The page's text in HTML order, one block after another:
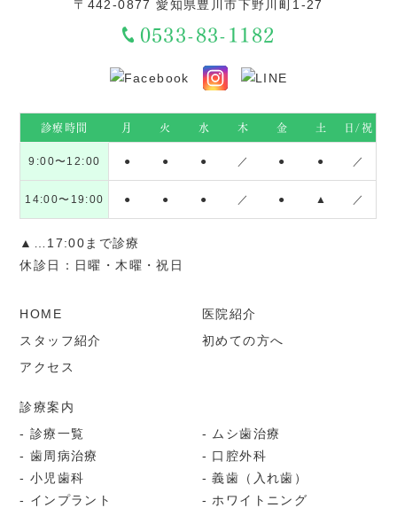
〒442-0877 愛知県豊川市下野川町1-27
0533-83-1182
診療時間 月 火 水 木 金 土 日/祝
9:00〜12:00 ● ● ● ／ ● ● ／
14:00〜19:00 ● ● ● ／ ● ▲ ／
▲…17:00まで診療
休診日：日曜・木曜・祝日
HOME
医院紹介
スタッフ紹介
初めての方へ
アクセス
診療案内
診療一覧
ムシ歯治療
歯周病治療
口腔外科
小児歯科
義歯（入れ歯）
インプラント
ホワイトニング